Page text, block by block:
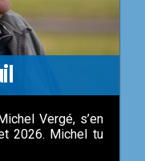
Vergé, s’en
2026. Michel tu